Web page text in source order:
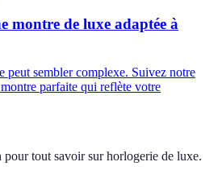
montre de luxe adaptée à
peut sembler complexe. Suivez notre
parfaite qui reflète votre
pour tout savoir sur horlogerie de luxe.